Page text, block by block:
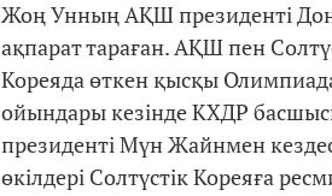
Жоң Унның АҚШ президенті
ақпарат тараған. АҚШ пен
Кореяда өткен қысқы
ойындары кезінде КХДР
президенті Мүн Жайнмен
өкілдері Солтүстік Кореяға